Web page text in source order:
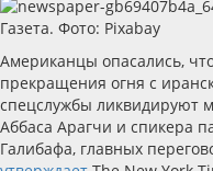
Газета. Фото: Pixabay
Американцы опасались,
прекращения огня с
спецслужбы ликвидируют
Аббаса Арагчи и спикера
Галибафа, главных